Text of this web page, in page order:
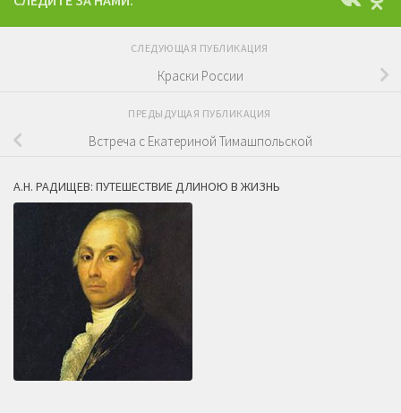
СЛЕДУЮЩАЯ ПУБЛИКАЦИЯ
Краски России
ПРЕДЫДУЩАЯ ПУБЛИКАЦИЯ
Встреча с Екатериной Тимашпольской
А.Н. РАДИЩЕВ: ПУТЕШЕСТВИЕ ДЛИНОЮ В ЖИЗНЬ